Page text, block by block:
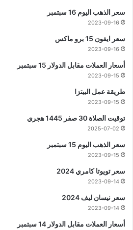
سعر الذهب اليوم 16 سبتمبر
2023-09-16
سعر ايفون 15 برو ماكس
2023-09-16
أسعار العملات مقابل الدولار 15 سبتمبر
2023-09-15
طريقة عمل البيتزا
2023-09-15
توقيت الصلاة 30 صفر 1445 هجري
2025-07-02
سعر الذهب اليوم 15 سبتمبر
2023-09-15
سعر تويوتا كامري 2024
2023-09-14
سعر نيسان ليف 2024
2023-09-14
أسعار العملات مقابل الدولار 14 سبتمبر